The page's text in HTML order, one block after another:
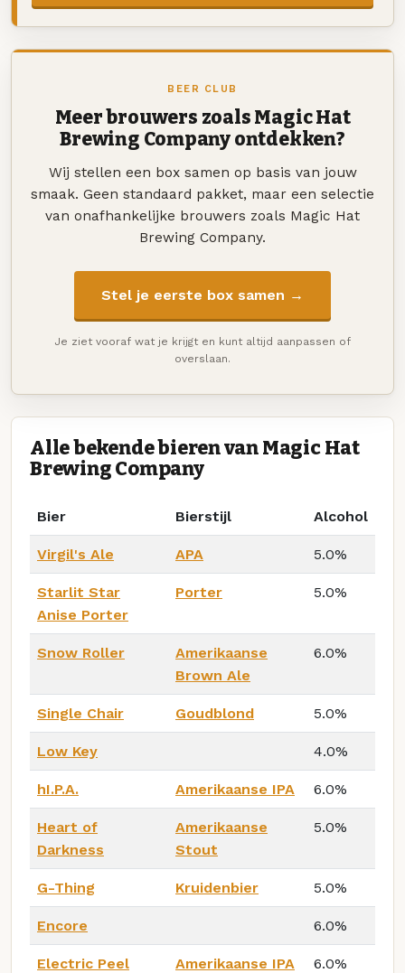
BEER CLUB
Meer brouwers zoals Magic Hat
Brewing Company ontdekken?
Wij stellen een box samen op basis van jouw
smaak. Geen standaard pakket, maar een selectie
van onafhankelijke brouwers zoals Magic Hat
Brewing Company.
Stel je eerste box samen →
Je ziet vooraf wat je krijgt en kunt altijd aanpassen of
overslaan.
Alle bekende bieren van Magic Hat
Brewing Company
Bier Bierstijl Alcohol
Virgil's Ale APA 5.0%
Starlit Star
Anise Porter
Porter 5.0%
Snow Roller
Amerikaanse
Brown Ale
6.0%
Single Chair Goudblond 5.0%
Low Key 4.0%
hI.P.A. Amerikaanse IPA 6.0%
Heart of
Darkness
Amerikaanse
Stout
5.0%
G-Thing Kruidenbier 5.0%
Encore 6.0%
Electric Peel Amerikaanse IPA 6.0%